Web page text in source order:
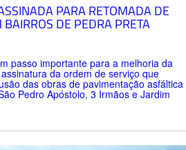
PARA RETOMADA DE
DE PEDRA PRETA
passo importante para a melhoria da
da ordem de serviço que
das obras de pavimentação asfáltica
Pedro Apóstolo, 3 Irmãos e Jardim